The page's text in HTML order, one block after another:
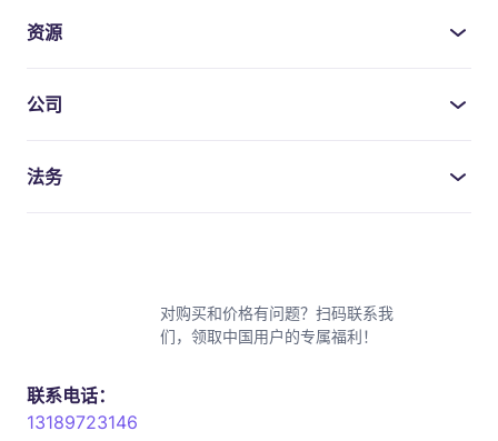
资源
公司
法务
对购买和价格有问题？扫码联系我
们，领取中国用户的专属福利！
联系电话：
13189723146